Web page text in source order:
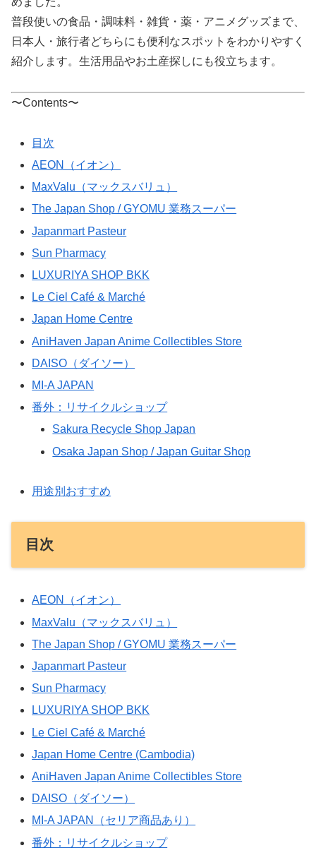
普段使いの食品・調味料・雑貨・薬・アニメグッズまで、
日本人・旅行者どちらにも便利なスポットをわかりやすく
紹介します。生活用品やお土産探しにも役立ちます。
〜Contents〜
目次
AEON（イオン）
MaxValu（マックスバリュ）
The Japan Shop / GYOMU 業務スーパー
Japanmart Pasteur
Sun Pharmacy
LUXURIYA SHOP BKK
Le Ciel Café & Marché
Japan Home Centre
AniHaven Japan Anime Collectibles Store
DAISO（ダイソー）
MI-A JAPAN
番外：リサイクルショップ
Sakura Recycle Shop Japan
Osaka Japan Shop / Japan Guitar Shop
用途別おすすめ
目次
AEON（イオン）
MaxValu（マックスバリュ）
The Japan Shop / GYOMU 業務スーパー
Japanmart Pasteur
Sun Pharmacy
LUXURIYA SHOP BKK
Le Ciel Café & Marché
Japan Home Centre (Cambodia)
AniHaven Japan Anime Collectibles Store
DAISO（ダイソー）
MI-A JAPAN（セリア商品あり）
番外：リサイクルショップ